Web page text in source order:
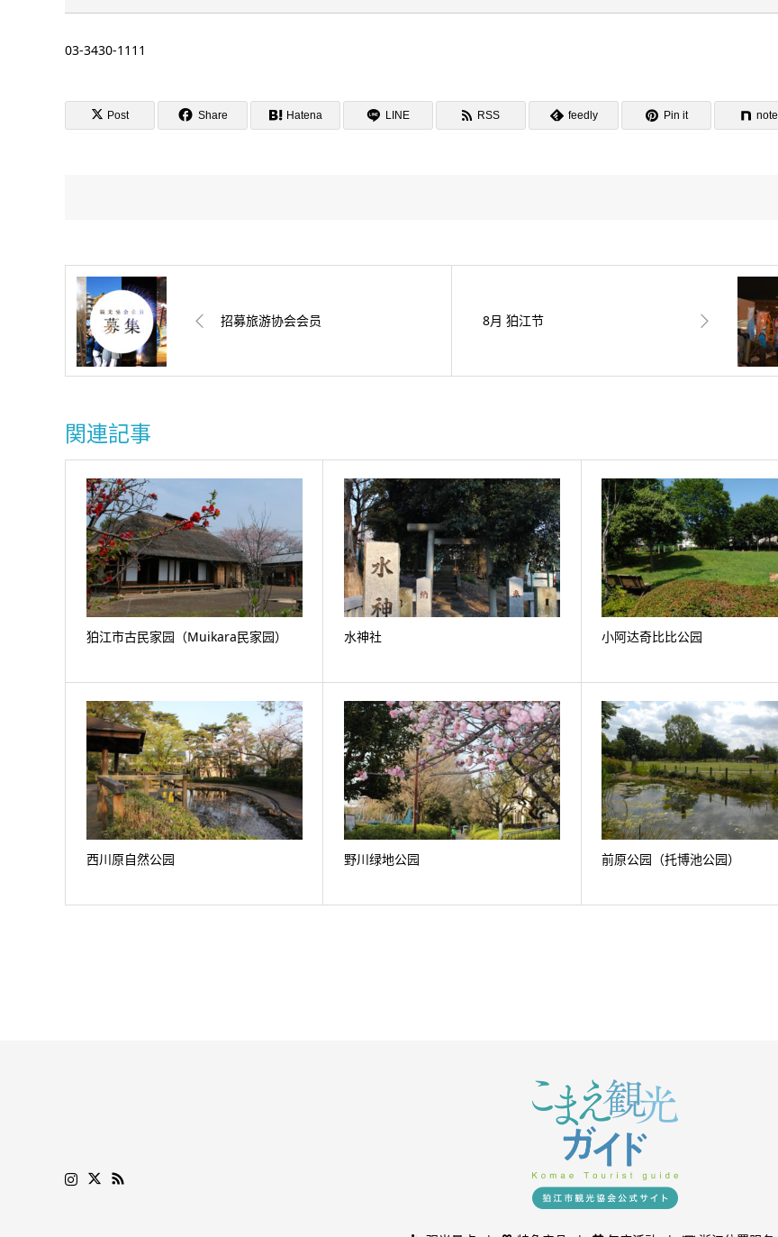
03-3430-1111
Post Share Hatena LINE RSS feedly Pin it note
招募旅游协会会员 8月 狛江节
関連記事
狛江市古民家园（Muikara民家园） 水神社 小阿达奇比比公园
西川原自然公园 野川绿地公园 前原公园（托博池公园）